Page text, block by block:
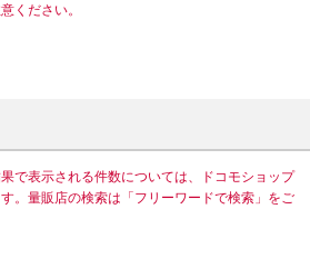
ください。
果で表示される件数については、ドコモショップ
。量販店の検索は「フリーワードで検索」をご